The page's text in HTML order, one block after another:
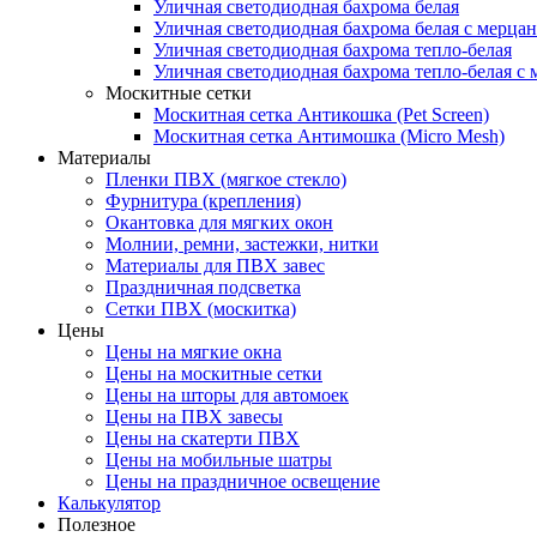
Уличная светодиодная бахрома белая
Уличная светодиодная бахрома белая с
Уличная светодиодная бахрома тепло-белая
Уличная светодиодная бахрома тепло-белая с
Москитные сетки
Москитная сетка Антикошка (Pet Screen)
Москитная сетка Антимошка (Micro Mesh)
Материалы
Пленки ПВХ (мягкое стекло)
Фурнитура (крепления)
Окантовка для мягких окон
Молнии, ремни, застежки, нитки
Материалы для ПВХ завес
Праздничная подсветка
Сетки ПВХ (москитка)
Цены
Цены на мягкие окна
Цены на москитные сетки
Цены на шторы для автомоек
Цены на ПВХ завесы
Цены на скатерти ПВХ
Цены на мобильные шатры
Цены на праздничное освещение
Калькулятор
Полезное